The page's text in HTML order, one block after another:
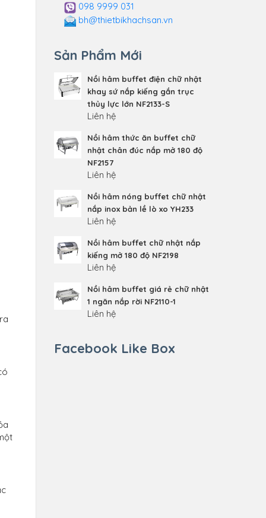
098 9999 031
bh@thietbikhachsan.vn
Sản Phẩm Mới
Nồi hâm buffet điện chữ nhật
khay sứ nắp kiếng gắn trục
thủy lực lớn NF2133-S
Liên hệ
Nồi hâm thức ăn buffet chữ
nhật chân đúc nắp mở 180 độ
NF2157
Liên hệ
Nồi hâm nóng buffet chữ nhật
nắp inox bản lề lò xo YH233
Liên hệ
Nồi hâm buffet chữ nhật nắp
kiếng mở 180 độ NF2198
Liên hệ
Nồi hâm buffet giá rẻ chữ nhật
1 ngăn nắp rời NF2110-1
Liên hệ
Facebook Like Box